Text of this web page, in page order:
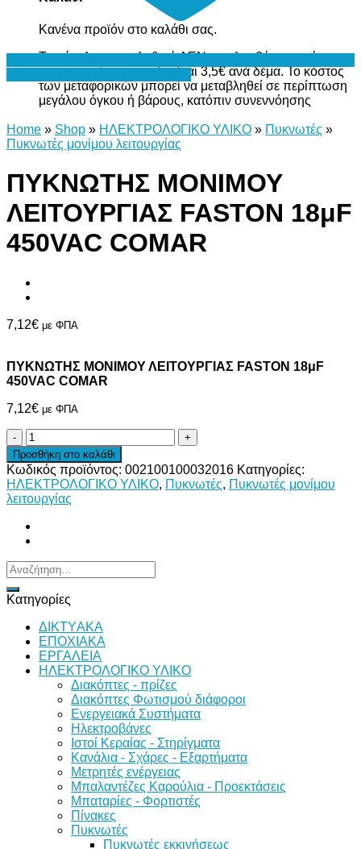
Κανένα προϊόν στο καλάθι σας.
Το σύνολο του καλαθιού ΔΕΝ περιλαμβάνει το κόστος
μεταφορικών, το οποίο είναι 3,5€ ανά δέμα. Το κόστος
των μεταφορικών μπορεί να μεταβληθεί σε περίπτωση
μεγάλου όγκου ή βάρους, κατόπιν συνεννόησης
Home » Shop » ΗΛΕΚΤΡΟΛΟΓΙΚΟ ΥΛΙΚΟ » Πυκνωτές »
Πυκνωτές μονίμου λειτουργίας
ΠΥΚΝΩΤΗΣ ΜΟΝΙΜΟΥ
ΛΕΙΤΟΥΡΓΙΑΣ FASTON 18μF
450VAC COMAR
7,12€ με ΦΠΑ
ΠΥΚΝΩΤΗΣ ΜΟΝΙΜΟΥ ΛΕΙΤΟΥΡΓΙΑΣ FASTON 18μF
450VAC COMAR
7,12€ με ΦΠΑ
ΠΥΚΝΩΤΗΣ
ΜΟΝΙΜΟΥ
ΛΕΙΤΟΥΡΓΙΑΣ
FASTON
18μF
450VAC
COMAR
ποσότητα
Προσθήκη στο καλάθι
Κωδικός προϊόντος: 002100100032016 Κατηγορίες:
ΗΛΕΚΤΡΟΛΟΓΙΚΟ ΥΛΙΚΟ, Πυκνωτές, Πυκνωτές μονίμου
λειτουργίας
Αναζήτηση
για:
Κατηγορίες
ΔΙKTΥAKA
ΕΠΟΧΙΑΚΑ
ΕΡΓΑΛΕΙΑ
ΗΛΕΚΤΡΟΛΟΓΙΚΟ ΥΛΙΚΟ
Διακόπτες - πρίζες
Διακόπτες Φωτισμού διάφοροι
Ενεργειακά Συστήματα
Ηλεκτροβάνες
Ιστοί Κεραίας - Στηρίγματα
Κανάλια - Σχάρες - Εξαρτήματα
Μετρητές ενέργειας
Μπαλαντέζες Καρούλια - Προεκτάσεις
Μπαταρίες - Φορτιστές
Πίνακες
Πυκνωτές
Πυκνωτές εκκινήσεως